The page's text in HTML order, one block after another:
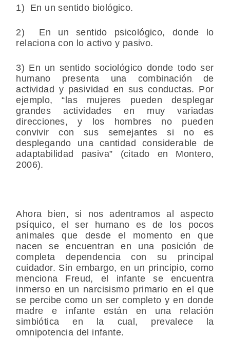
1) En un sentido biológico.
2) En un sentido psicológico, donde lo
relaciona con lo activo y pasivo.
3) En un sentido sociológico donde todo ser
humano presenta una combinación de
actividad y pasividad en sus conductas. Por
ejemplo, “las mujeres pueden desplegar
grandes actividades en muy variadas
direcciones, y los hombres no pueden
convivir con sus semejantes si no es
desplegando una cantidad considerable de
adaptabilidad pasiva” (citado en Montero,
2006).
Ahora bien, si nos adentramos al aspecto
psíquico, el ser humano es de los pocos
animales que desde el momento en que
nacen se encuentran en una posición de
completa dependencia con su principal
cuidador. Sin embargo, en un principio, como
menciona Freud, el infante se encuentra
inmerso en un narcisismo primario en el que
se percibe como un ser completo y en donde
madre e infante están en una relación
simbiótica en la cual, prevalece la
omnipotencia del infante.